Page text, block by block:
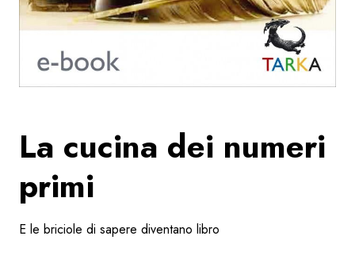
La cucina dei numeri
primi
E le briciole di sapere diventano libro